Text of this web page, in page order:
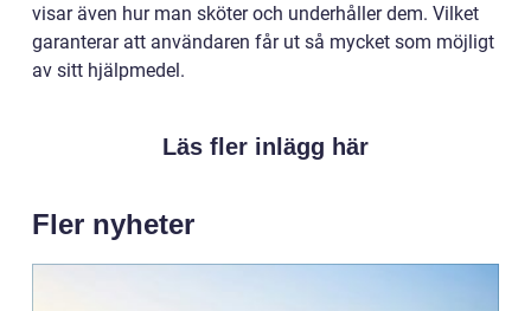
visar även hur man sköter och underhåller dem. Vilket
garanterar att användaren får ut så mycket som möjligt
av sitt hjälpmedel.
Läs fler inlägg här
Fler nyheter